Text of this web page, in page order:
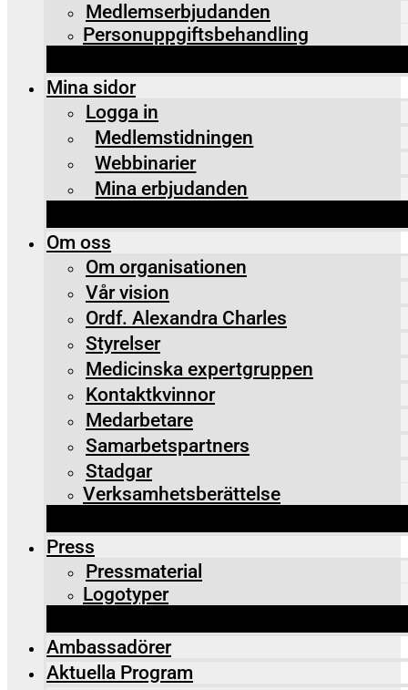
Medlemserbjudanden
Personuppgiftsbehandling
Mina sidor
Logga in
Medlemstidningen
Webbinarier
Mina erbjudanden
Om oss
Om organisationen
Vår vision
Ordf. Alexandra Charles
Styrelser
Medicinska expertgruppen
Kontaktkvinnor
Medarbetare
Samarbetspartners
Stadgar
Verksamhetsberättelse
Press
Pressmaterial
Logotyper
Ambassadörer
Aktuella Program